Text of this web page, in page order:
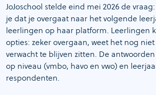
JoJoschool stelde eind mei 2026 de
je dat je overgaat naar het volgende
leerlingen op haar platform. Leerlingen
opties: zeker overgaan, weet het nog niet
verwacht te blijven zitten. De
op niveau (vmbo, havo en vwo) en
respondenten.